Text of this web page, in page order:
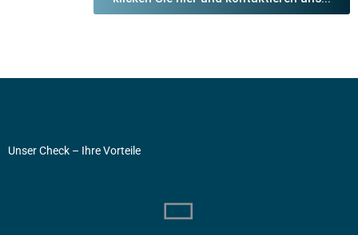
Unser Check – Ihre Vorteile